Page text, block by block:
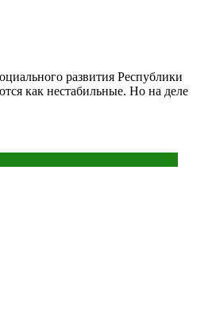
развития Республики
как нестабильные. Но на деле